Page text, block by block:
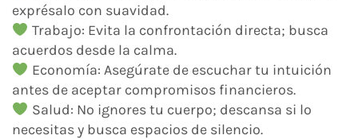
exprésalo con suavidad.
Trabajo: Evita la confrontación directa; busca
acuerdos desde la calma.
Economía: Asegúrate de escuchar tu intuición
antes de aceptar compromisos financieros.
Salud: No ignores tu cuerpo; descansa si lo
necesitas y busca espacios de silencio.